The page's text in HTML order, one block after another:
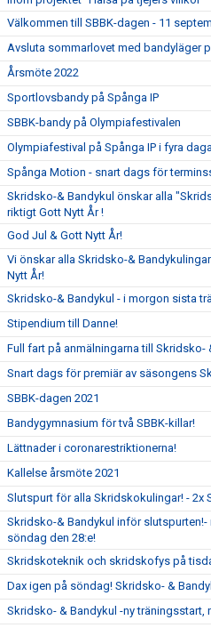
Välkommen till SBBK-dagen - 11
Avsluta sommarlovet med bandyläger
Årsmöte 2022
Sportlovsbandy på Spånga IP
SBBK-bandy på Olympiafestivalen
Olympiafestival på Spånga IP i fyra
Spånga Motion - snart dags för
Skridsko-& Bandykul önskar alla
riktigt Gott Nytt År !
God Jul & Gott Nytt År!
Vi önskar alla Skridsko-&
Nytt År!
Skridsko-& Bandykul - i morgon sista
Stipendium till Danne!
Full fart på anmälningarna till Skridsko-
Snart dags för premiär av säsongens
SBBK-dagen 2021
Bandygymnasium för två SBBK-killar!
Lättnader i coronarestriktionerna!
Kallelse årsmöte 2021
Slutspurt för alla Skridskokulingar! - 2x
Skridsko-& Bandykul inför
söndag den 28:e!
Skridskoteknik och skridskofys på
Dax igen på söndag! Skridsko- &
Skridsko- & Bandykul -ny träningsstart,